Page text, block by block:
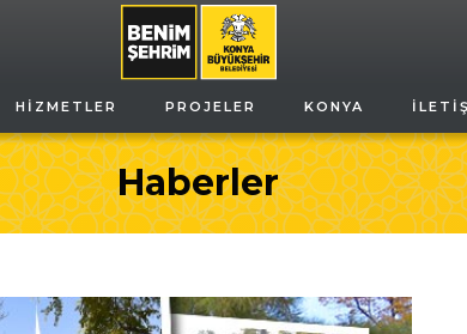
HIZMETLER PROJELER KONYA
Haberler